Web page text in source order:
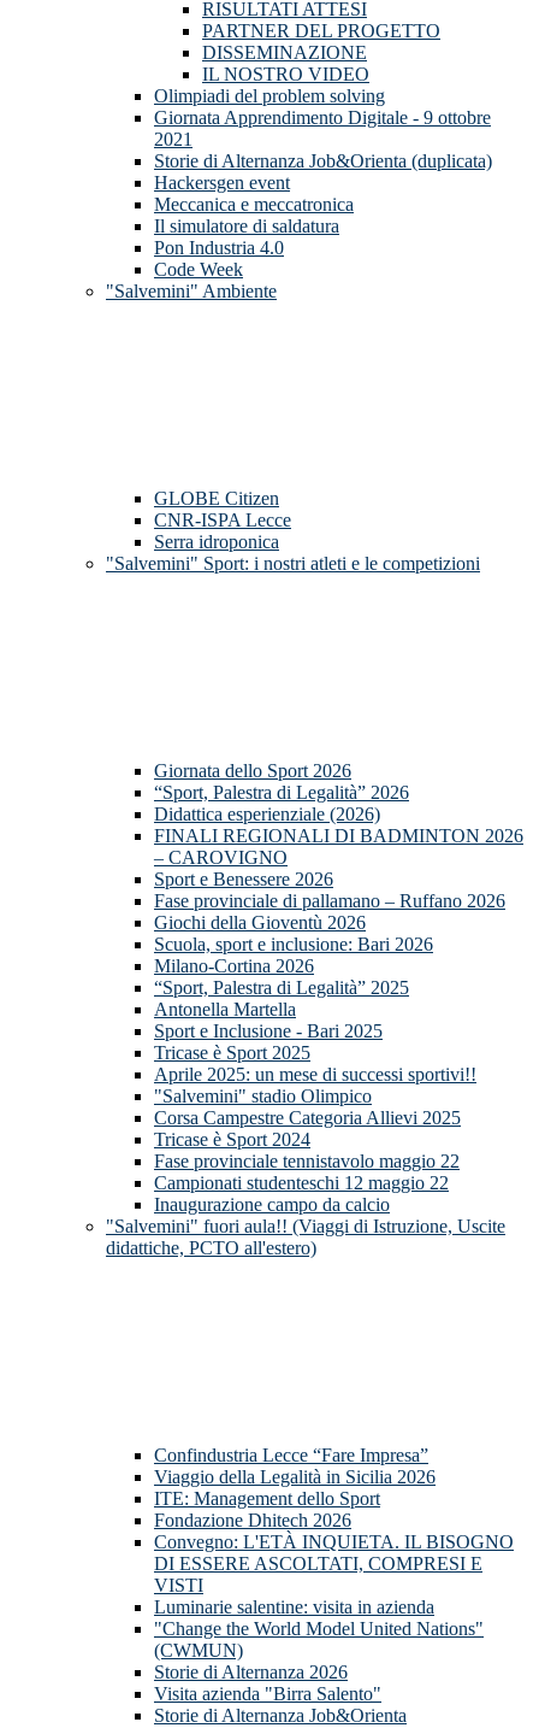
RISULTATI ATTESI
PARTNER DEL PROGETTO
DISSEMINAZIONE
IL NOSTRO VIDEO
Olimpiadi del problem solving
Giornata Apprendimento Digitale - 9 ottobre
2021
Storie di Alternanza Job&Orienta (duplicata)
Hackersgen event
Meccanica e meccatronica
Il simulatore di saldatura
Pon Industria 4.0
Code Week
"Salvemini" Ambiente
GLOBE Citizen
CNR-ISPA Lecce
Serra idroponica
"Salvemini" Sport: i nostri atleti e le competizioni
Giornata dello Sport 2026
“Sport, Palestra di Legalità” 2026
Didattica esperienziale (2026)
FINALI REGIONALI DI BADMINTON 2026
– CAROVIGNO
Sport e Benessere 2026
Fase provinciale di pallamano – Ruffano 2026
Giochi della Gioventù 2026
Scuola, sport e inclusione: Bari 2026
Milano-Cortina 2026
“Sport, Palestra di Legalità” 2025
Antonella Martella
Sport e Inclusione - Bari 2025
Tricase è Sport 2025
Aprile 2025: un mese di successi sportivi!!
"Salvemini" stadio Olimpico
Corsa Campestre Categoria Allievi 2025
Tricase è Sport 2024
Fase provinciale tennistavolo maggio 22
Campionati studenteschi 12 maggio 22
Inaugurazione campo da calcio
"Salvemini" fuori aula!! (Viaggi di Istruzione, Uscite
didattiche, PCTO all'estero)
Confindustria Lecce “Fare Impresa”
Viaggio della Legalità in Sicilia 2026
ITE: Management dello Sport
Fondazione Dhitech 2026
Convegno: L'ETÀ INQUIETA. IL BISOGNO
DI ESSERE ASCOLTATI, COMPRESI E
VISTI
Luminarie salentine: visita in azienda
"Change the World Model United Nations"
(CWMUN)
Storie di Alternanza 2026
Visita azienda "Birra Salento"
Storie di Alternanza Job&Orienta